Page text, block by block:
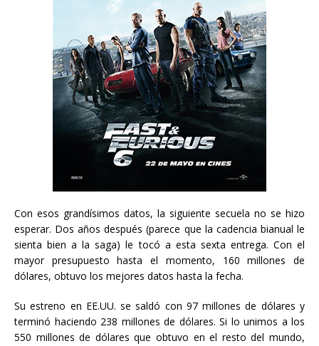
Con esos grandísimos datos, la siguiente secuela no se hizo
esperar. Dos años después (parece que la cadencia bianual le
sienta bien a la saga) le tocó a esta sexta entrega. Con el
mayor presupuesto hasta el momento, 160 millones de
dólares, obtuvo los mejores datos hasta la fecha.
Su estreno en EE.UU. se saldó con 97 millones de dólares y
terminó haciendo 238 millones de dólares. Si lo unimos a los
550 millones de dólares que obtuvo en el resto del mundo,